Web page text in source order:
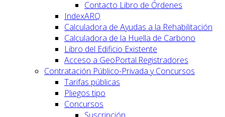
Contacto Libro de Órdenes
IndexARQ
Calculadora de Ayudas a la Rehabilitación
Calculadora de la Huella de Carbono
Libro del Edificio Existente
Acceso a GeoPortal.Registradores
Contratación Público-Privada y Concursos
Tarifas públicas
Pliegos tipo
Concursos